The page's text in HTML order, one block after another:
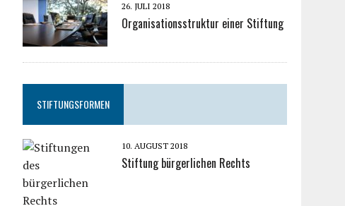
26. JULI 2018
Organisationsstruktur einer Stiftung
STIFTUNGSFORMEN
10. AUGUST 2018
Stiftung bürgerlichen Rechts